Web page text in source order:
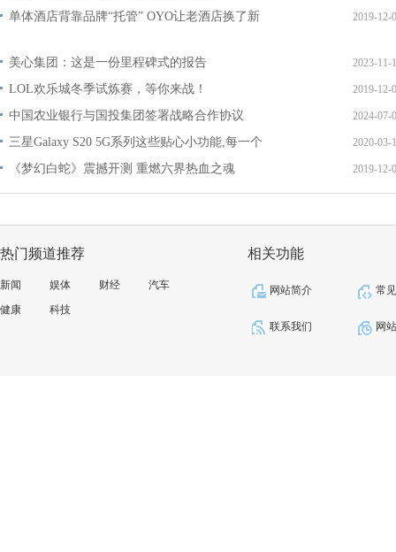
单体酒店背靠品牌“托管” OYO让老酒店换了新 2019-12-
美心集团：这是一份里程碑式的报告 2023-11-
LOL欢乐城冬季试炼赛，等你来战！ 2019-12-
中国农业银行与国投集团签署战略合作协议 2024-07-
三星Galaxy S20 5G系列这些贴心小功能,每一个 2020-03-
《梦幻白蛇》震撼开测 重燃六界热血之魂 2019-12-
热门频道推荐
新闻 娱体 财经
汽车
健康
科技
相关功能
网站简介 常
联系我们 网